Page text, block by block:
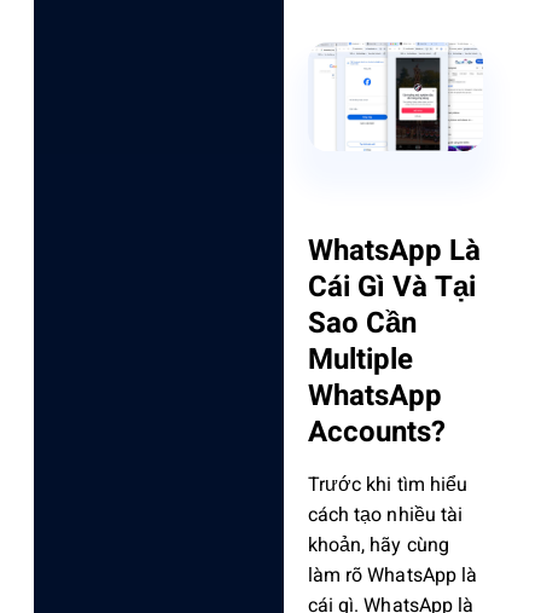
WhatsApp Là
Cái Gì Và Tại
Sao Cần
Multiple
WhatsApp
Accounts?
Trước khi tìm hiểu
cách tạo nhiều tài
khoản, hãy cùng
làm rõ WhatsApp là
cái gì. WhatsApp là